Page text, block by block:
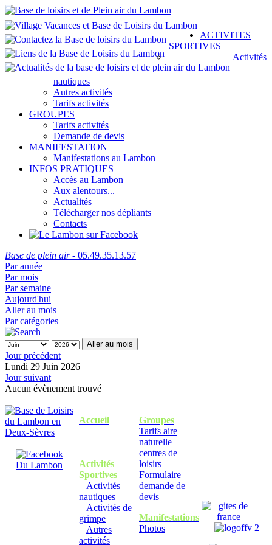
ACTIVITES
SPORTIVES
Activités
nautiques
Autres activités
Tarifs activités
GROUPES
Tarifs activités
Demande de devis
MANIFESTATION
Manifestations au Lambon
INFOS PRATIQUES
Accès au Lambon
Aux alentours...
Actualités
Télécharger nos dépliants
Contacts
Base de plein air- 05.49.35.13.57
Par année
Par mois
Par semaine
Aujourd'hui
Aller au mois
Par catégories
Aller au mois
Jour précédent
Lundi 29 Juin 2026
Jour suivant
Aucun évènement trouvé
Accueil
Activités
Sportives
Activités
nautiques
Activités de
grimpe
Autres
activités
Groupes
Tarifs aire
naturelle
centres de
loisirs
Formulaire
demande de
devis
Manifestations
Photos